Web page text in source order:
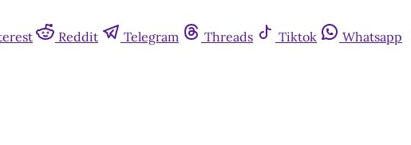
Reddit Telegram Threads Tiktok
Whatsapp